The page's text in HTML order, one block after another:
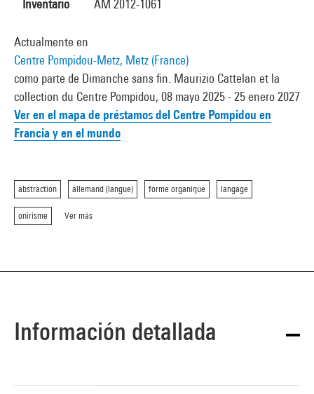
Inventario AM 2012-1061
Actualmente en
Centre Pompidou-Metz, Metz (France)
como parte de Dimanche sans fin. Maurizio Cattelan et la
collection du Centre Pompidou, 08 mayo 2025 - 25 enero 2027
Ver en el mapa de préstamos del Centre Pompidou en
Francia y en el mundo
abstraction allemand (langue) forme organique langage
onirisme Ver más
Información detallada